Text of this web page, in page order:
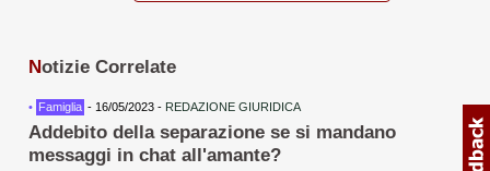
Notizie Correlate
• Famiglia - 16/05/2023 - REDAZIONE GIURIDICA
Addebito della separazione se si mandano
messaggi in chat all'amante?